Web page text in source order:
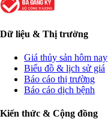
Dữ liệu & Thị trường
Giá thủy sản hôm nay
Biểu đồ & lịch sử giá
Báo cáo thị trường
Báo cáo dịch bệnh
Kiến thức & Cộng đồng